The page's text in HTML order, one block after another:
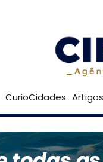
CurioCidades Artigos